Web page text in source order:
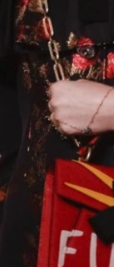
Moda
fikirler,
vogue
sırları